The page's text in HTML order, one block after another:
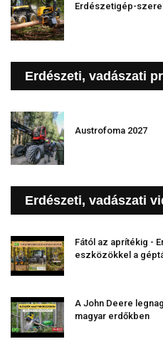
Erdészetigép-
Erdészeti, vadászati
Austrofoma 2027
Erdészeti, vadászati
Fától az aprítékig -
eszközökkel a
A John Deere
magyar erdőkben